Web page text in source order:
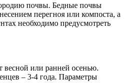
почвы. Бедные почвы
перегноя или компоста, а
необходимо предусмотреть
весной или ранней осенью.
– 3-4 года. Параметры